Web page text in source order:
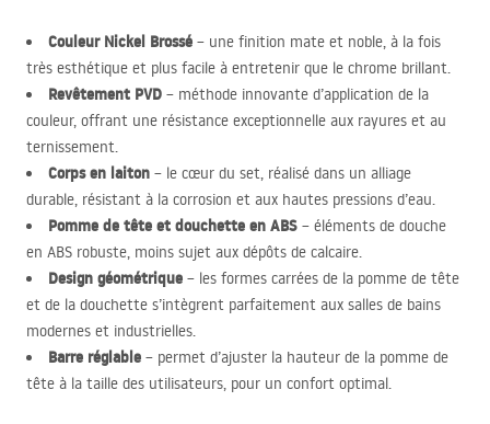
Couleur Nickel Brossé – une finition mate et noble, à la fois
très esthétique et plus facile à entretenir que le chrome brillant.
Revêtement PVD – méthode innovante d’application de la
couleur, offrant une résistance exceptionnelle aux rayures et au
ternissement.
Corps en laiton – le cœur du set, réalisé dans un alliage
durable, résistant à la corrosion et aux hautes pressions d’eau.
Pomme de tête et douchette en ABS – éléments de douche
en ABS robuste, moins sujet aux dépôts de calcaire.
Design géométrique – les formes carrées de la pomme de tête
et de la douchette s’intègrent parfaitement aux salles de bains
modernes et industrielles.
Barre réglable – permet d’ajuster la hauteur de la pomme de
tête à la taille des utilisateurs, pour un confort optimal.